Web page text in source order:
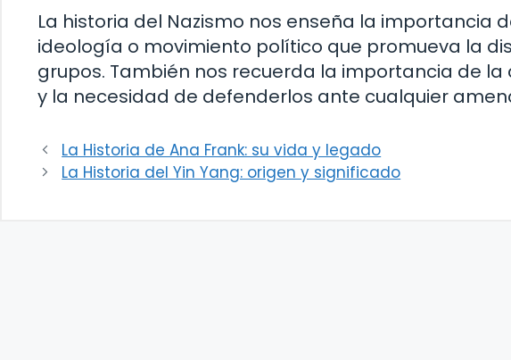
La historia del Nazismo nos enseña la importancia
ideología o movimiento político que promueva la
grupos. También nos recuerda la importancia de
y la necesidad de defenderlos ante cualquier
La Historia de Ana Frank: su vida y legado
La Historia del Yin Yang: origen y significado